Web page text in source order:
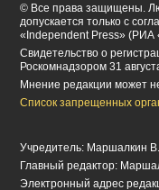
© Все права защищены.
допускается только с
«Independent Press» (РИА
Cвидетельство о
Роскомнадзором 31
Мнение редакции может
Список запрещенных
Учредитель: Маршалкин
Главный редактор:
Электронный адрес